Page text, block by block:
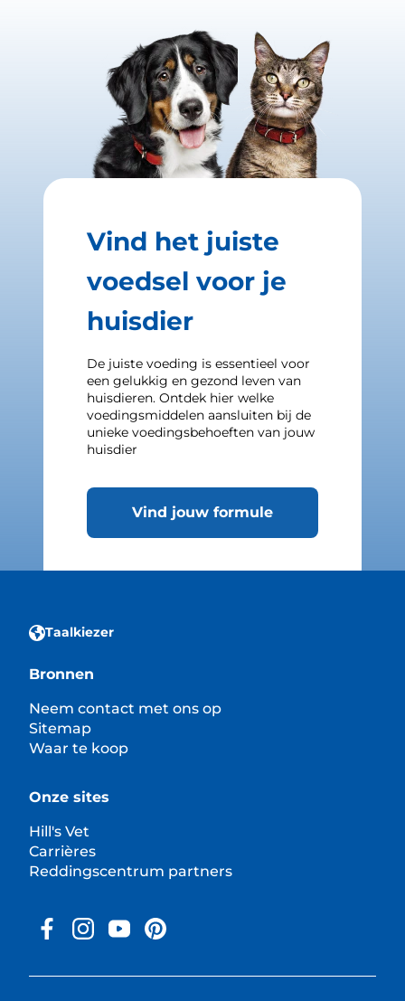
Vind het juiste
voedsel voor je
huisdier
De juiste voeding is essentieel voor
een gelukkig en gezond leven van
huisdieren. Ontdek hier welke
voedingsmiddelen aansluiten bij de
unieke voedingsbehoeften van jouw
huisdier
Vind jouw formule
Taalkiezer
Bronnen
Neem contact met ons op
Sitemap
Waar te koop
Onze sites
Hill's Vet
Carrières
Reddingscentrum partners